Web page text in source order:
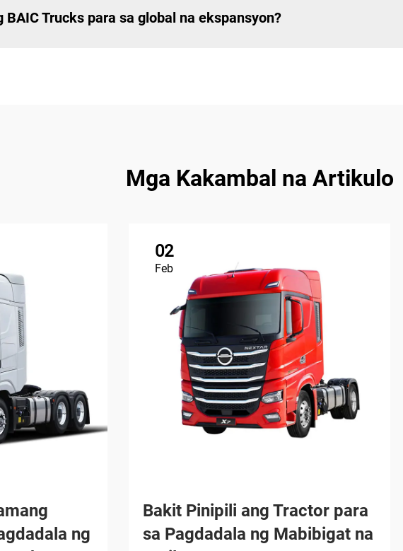
BAIC Trucks para sa global na ekspansyon?
Mga Kakambal na Artikulo
ng
02
Feb
Bakit Pinipili ang Tractor para
sa Pagdadala ng Mabibigat na